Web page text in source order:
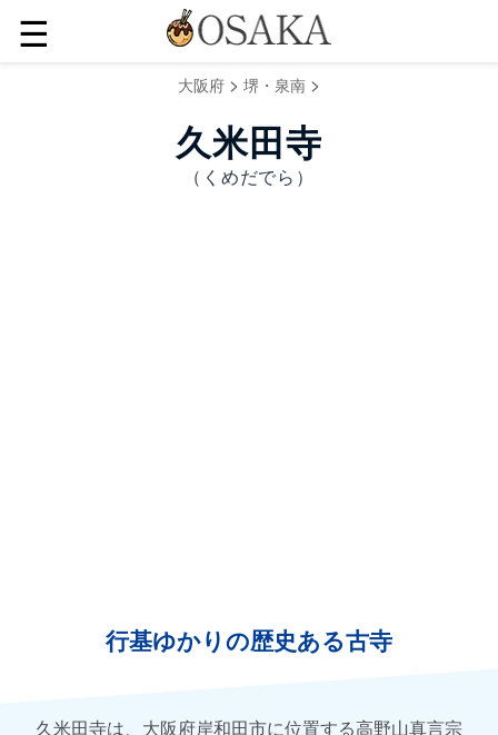
☰
大阪府 > 堺・泉南 >
久米田寺
（くめだでら）
行基ゆかりの歴史ある古寺
久米田寺は、大阪府岸和田市に位置する高野山真言宗